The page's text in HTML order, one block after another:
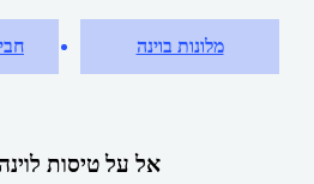
מלונות בוינה
אל על טיסות לוינה